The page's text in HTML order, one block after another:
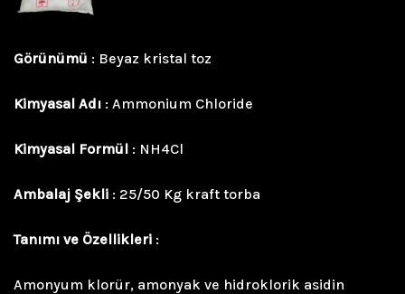
Görünümü : Beyaz kristal toz
Kimyasal Adı : Ammonium Chloride
Kimyasal Formül : NH4Cl
Ambalaj Şekli : 25/50 Kg kraft torba
Tanımı ve Özellikleri :
Amonyum klorür, amonyak ve hidroklorik asidin